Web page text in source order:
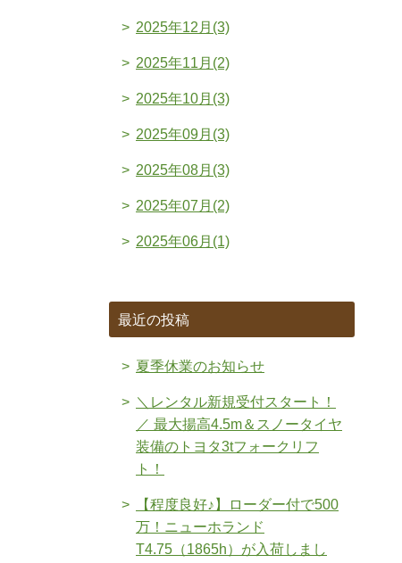
2025年12月(3)
2025年11月(2)
2025年10月(3)
2025年09月(3)
2025年08月(3)
2025年07月(2)
2025年06月(1)
最近の投稿
夏季休業のお知らせ
＼レンタル新規受付スタート！
／ 最大揚高4.5m＆スノータイヤ
装備のトヨタ3tフォークリフ
ト！
【程度良好♪】ローダー付で500
万！ニューホランド
T4.75（1865h）が入荷しまし